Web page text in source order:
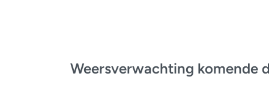
Weersverwachting komende